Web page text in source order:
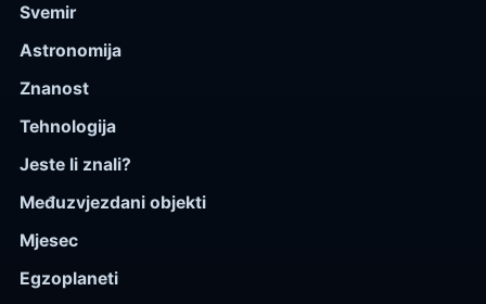
Svemir
Astronomija
Znanost
Tehnologija
Jeste li znali?
Međuzvjezdani objekti
Mjesec
Egzoplaneti